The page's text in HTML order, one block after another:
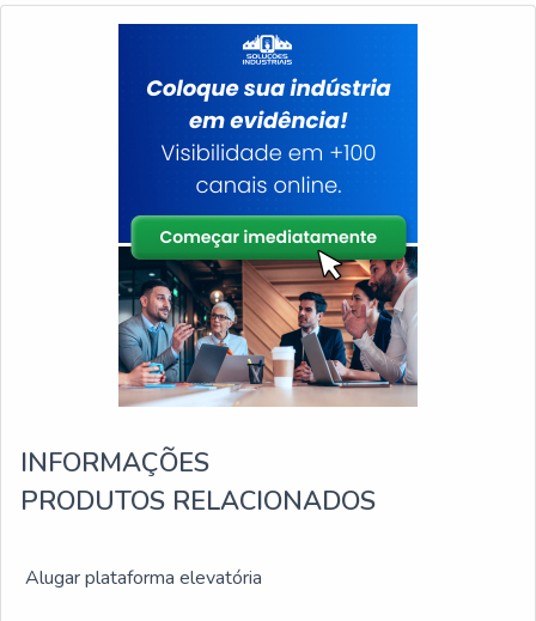
INFORMAÇÕES
PRODUTOS RELACIONADOS
Alugar plataforma elevatória